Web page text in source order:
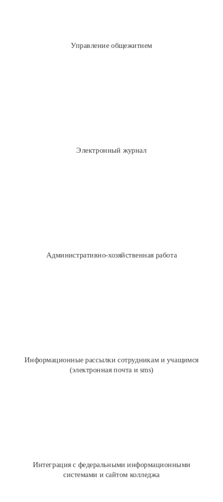
Управление общежитием
Резервирование, снятие с резерва комнат
Электронный журнал
Административно-хозяйственная работа
Информационные рассылки сотрудникам и учащимся
(электронная почта и sms)
Интеграция с федеральными информационными
системами и сайтом колледжа
Загрузка учебных планов из GosInsp (г. Шахты)